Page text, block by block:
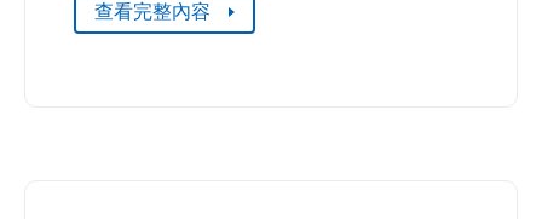
查看完整內容